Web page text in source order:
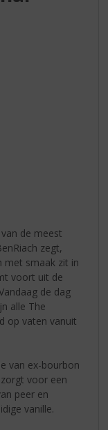
de meest
zegt,
met smaak zit in
voort uit de
de dag
alle The
op vaten vanuit
van ex-bourbon
voor een
peer en
vanille.